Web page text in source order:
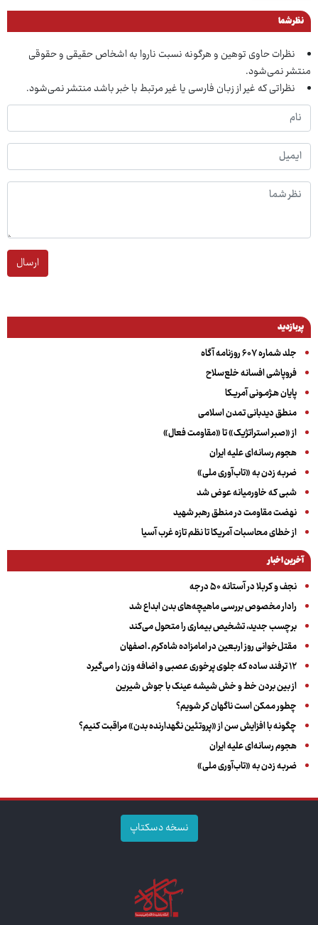
نظر شما
نظرات حاوی توهین و هرگونه نسبت ناروا به اشخاص حقیقی و حقوقی
منتشر نمی‌شود.
نظراتی که غیر از زبان فارسی یا غیر مرتبط با خبر باشد منتشر نمی‌شود.
ارسال
پربازدید
جلد شماره ۶۰۷ روزنامه آگاه
فروپاشی افسانه خلع‌سلاح
پایان هـژمـونی آمریـکا
منطق دیدبانی تمدن اسلامی
از «صبر استراتژیک» تا «مقاومت فعال»
هجوم رسانه‌ای علیه ایران
ضربه زدن به «تاب‌آوری ملی»
شبی که خاورمیانه عوض شد
نهضت مقاومت در منطق رهبر شهید
از خطای محاسبات آمریکا تا نظم تازه غرب آسیا
آخرین اخبار
نجف و کربلا در آستانه ۵۰ درجه
رادار مخصوص بررسی ماهیچه‌های بدن ابداع شد
برچسب جدید، تشخیص بیماری را متحول می‌کند
مقتل‌خوانی روز اربعین در امامزاده شاه‌کرم ـ اصفهان
۱۲ ترفند ساده که جلوی پرخوری عصبی و اضافه ‌وزن را می‌گیرد
از بین بردن خط و خش شیشه عینک با جوش شیرین
چطور ممکن است ناگهان کر شویم؟
چگونه با افزایش سن از «پروتئین نگهدارنده بدن» مراقبت کنیم؟
هجوم رسانه‌ای علیه ایران
ضربه زدن به «تاب‌آوری ملی»
نسخه دسکتاپ